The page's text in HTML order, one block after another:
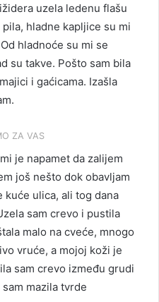
uzela ledenu flašu
hladne kapljice su mi
hladnoće su mi se
su takve. Pošto sam bila
i gaćicama. Izašla
ZA VAS
je napamet da zalijem
još nešto dok obavljam
kuće ulica, ali tog dana
sam crevo i pustila
malo na cveće, mnogo
vruće, a mojoj koži je
sam crevo između grudi
mazila tvrde